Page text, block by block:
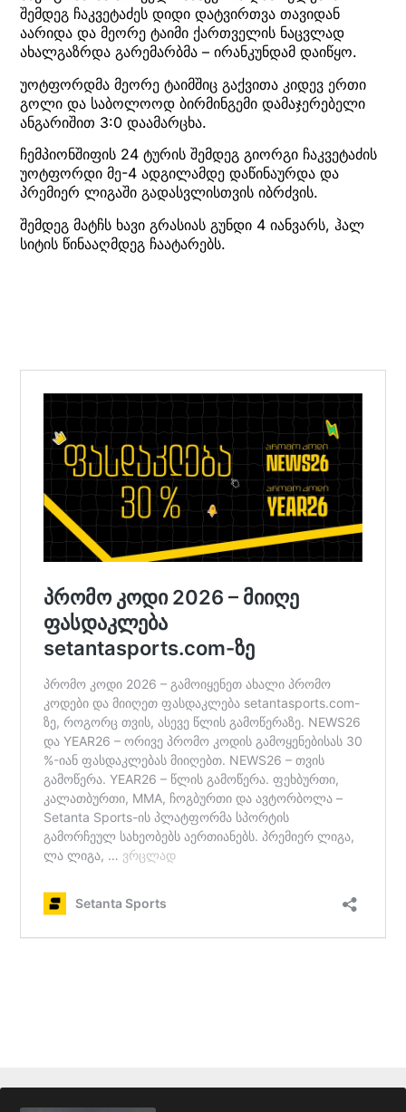
შემდეგ ჩაკვეტაძეს დიდი დატვირთვა თავიდან
აარიდა და მეორე ტაიმი ქართველის ნაცვლად
ახალგაზრდა გარემარბმა – ირანკუნდამ დაიწყო.
უოტფორდმა მეორე ტაიმშიც გაქვითა კიდევ ერთი
გოლი და საბოლოოდ ბირმინგემი დამაჯერებელი
ანგარიშით 3:0 დაამარცხა.
ჩემპიონშიფის 24 ტურის შემდეგ გიორგი ჩაკვეტაძის
უოტფორდი მე-4 ადგილამდე დაწინაურდა და
პრემიერ ლიგაში გადასვლისთვის იბრძვის.
შემდეგ მატჩს ხავი გრასიას გუნდი 4 იანვარს, ჰალ
სიტის წინააღმდეგ ჩაატარებს.